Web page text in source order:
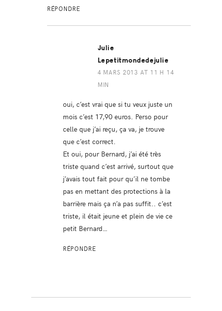
RÉPONDRE
Julie
Lepetitmondedejulie
4 MARS 2013 AT 11 H 14
MIN
oui, c’est vrai que si tu veux juste un
mois c’est 17,90 euros. Perso pour
celle que j’ai reçu, ça va, je trouve
que c’est correct.
Et oui, pour Bernard, j’ai été très
triste quand c’est arrivé, surtout que
j’avais tout fait pour qu’il ne tombe
pas en mettant des protections à la
barrière mais ça n’a pas suffit.. c’est
triste, il était jeune et plein de vie ce
petit Bernard…
RÉPONDRE